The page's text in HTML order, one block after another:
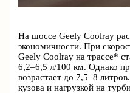
На шоссе Geely Coolray
экономичности. При
Geely Coolray на трассе*
6,2–6,5 л/100 км. Однако
возрастает до 7,5–8
кузова и нагрузкой на